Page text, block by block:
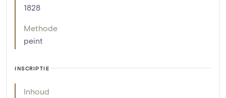
1828
Methode
peint
INSCRIPTIE
Inhoud